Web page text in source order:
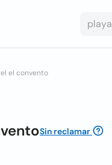
el convento
Sin reclamar